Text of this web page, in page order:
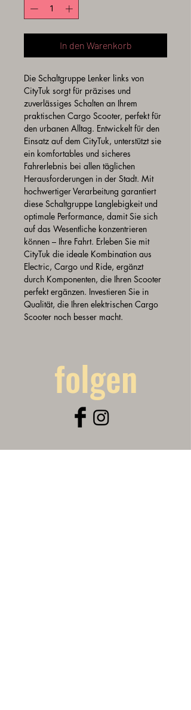
In den Warenkorb
Die Schaltgruppe Lenker links von
CityTuk sorgt für präzises und
zuverlässiges Schalten an Ihrem
praktischen Cargo Scooter, perfekt für
den urbanen Alltag. Entwickelt für den
Einsatz auf dem CityTuk, unterstützt sie
ein komfortables und sicheres
Fahrerlebnis bei allen täglichen
Herausforderungen in der Stadt. Mit
hochwertiger Verarbeitung garantiert
diese Schaltgruppe Langlebigkeit und
optimale Performance, damit Sie sich
auf das Wesentliche konzentrieren
können – Ihre Fahrt. Erleben Sie mit
CityTuk die ideale Kombination aus
Electric, Cargo und Ride, ergänzt
durch Komponenten, die Ihren Scooter
perfekt ergänzen. Investieren Sie in
Qualität, die Ihren elektrischen Cargo
Scooter noch besser macht.
folgen
Rechtliches